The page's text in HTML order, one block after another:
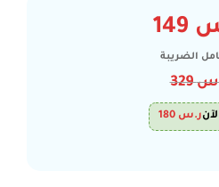
الضريبة
329
ر.س 180